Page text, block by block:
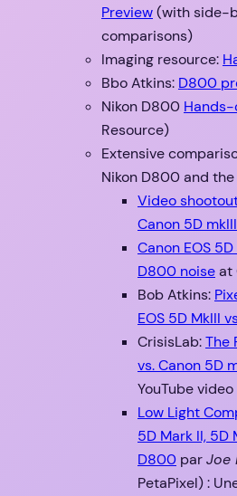
Preview(with side-
comparisons)
Imaging resource:
Bbo Atkins: D800
Nikon D800 Hands-
Resource)
Extensive
Nikon D800 and the
Video
Canon 5D mkIII
Canon EOS
D800 noiseat
Bob Atkins:
EOS 5D MkIII
CrisisLab:The
vs. Canon 5D
YouTube video
Low Light
5D Mark II, 5D
D800 parJoe
PetaPixel) :